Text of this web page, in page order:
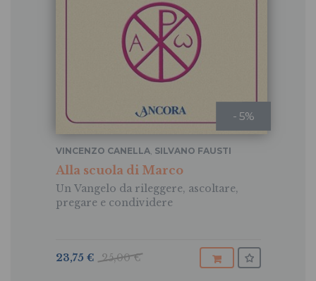
- 5%
Alla scuola di Marco
Un Vangelo da rileggere, ascoltare,
pregare e condividere
VINCENZO CANELLA, SILVANO FAUSTI
25,00 €
23,75 €